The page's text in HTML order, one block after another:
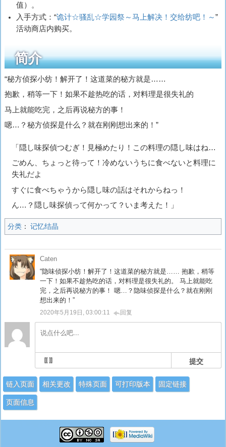
值）。
入手方式：“诡计☆骚乱☆学园祭～马上解决！交给纺吧！～”
活动商店内购买。
简介
“秘方侦探小纺！解开了！这道菜的秘方就是……
抱歉，稍等一下！如果不趁热吃的话，对料理是很失礼的
马上就能吃完，之后再说秘方的事！
嗯…？秘方侦探是什么？就在刚刚想出来的！”
「隠し味探偵つむぎ！見極めたり！この料理の隠し味はね…
ごめん、ちょっと待って！冷めないうちに食べないと料理に
失礼だよ
すぐに食べちゃうから隠し味の話はそれからねっ！
ん…？隠し味探偵って何かって？いま考えた！」
分类： 记忆结晶
Caten
“隐味侦探小纺！解开了！这道菜的秘方就是…… 抱歉，稍等
一下！如果不趁热吃的话，对料理是很失礼的。 马上就能吃
完，之后再说秘方的事！ 嗯…？隐味侦探是什么？就在刚刚
想出来的！”
2020年5月19日, 03:00:11 回复
提交
链入页面 相关更改 特殊页面 可打印版本 固定链接
页面信息